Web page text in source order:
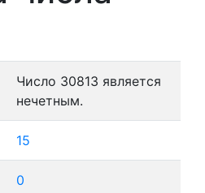
Число 30813 является
нечетным.
15
0